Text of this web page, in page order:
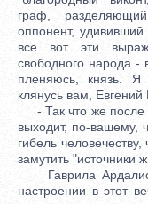
граф,
оппонент,
все вот эти
свободного народа -
пленяюсь, князь. Я
клянусь вам, Евгений
- Так что же после
выходит, по-вашему,
гибель
замутить "источники
Гаврила
настроении в этот